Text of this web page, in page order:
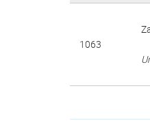
1063